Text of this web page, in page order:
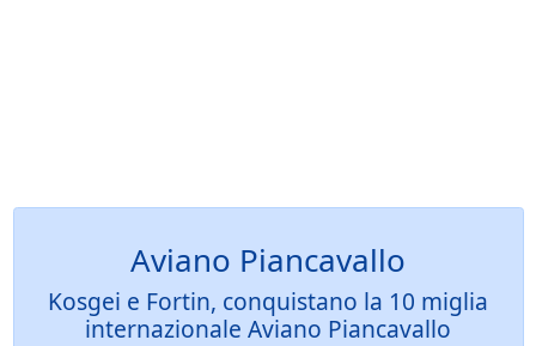
Aviano Piancavallo
Kosgei e Fortin, conquistano la 10 miglia
internazionale Aviano Piancavallo